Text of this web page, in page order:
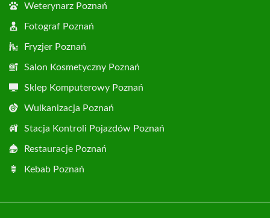
Weterynarz Poznań
Fotograf Poznań
Fryzjer Poznań
Salon Kosmetyczny Poznań
Sklep Komputerowy Poznań
Wulkanizacja Poznań
Stacja Kontroli Pojazdów Poznań
Restauracje Poznań
Kebab Poznań